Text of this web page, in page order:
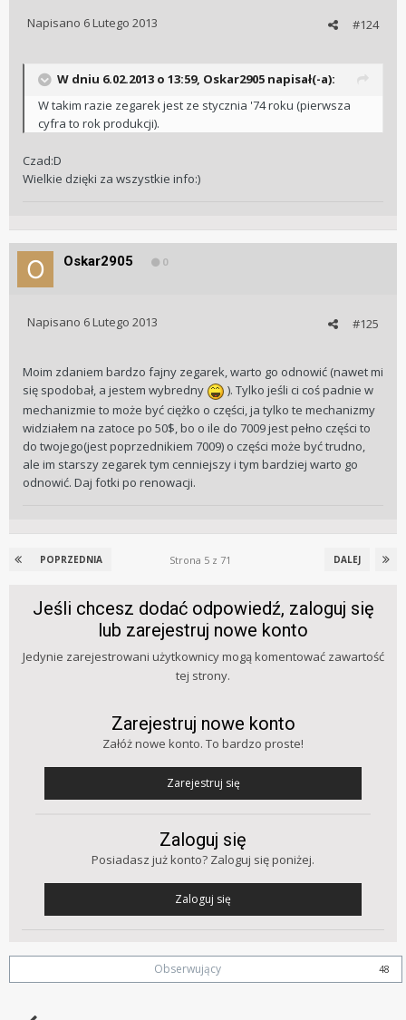
#124
Napisano 6 Lutego 2013
W dniu 6.02.2013 o 13:59, Oskar2905 napisał(-a):
W takim razie zegarek jest ze stycznia '74 roku (pierwsza
cyfra to rok produkcji).
Czad:D
Wielkie dzięki za wszystkie info:)
Oskar2905 0
#125
Napisano 6 Lutego 2013
Moim zdaniem bardzo fajny zegarek, warto go odnowić (nawet mi
się spodobał, a jestem wybredny
). Tylko jeśli ci coś padnie w
mechanizmie to może być ciężko o części, ja tylko te mechanizmy
widziałem na zatoce po 50$, bo o ile do 7009 jest pełno części to
do twojego(jest poprzednikiem 7009) o części może być trudno,
ale im starszy zegarek tym cenniejszy i tym bardziej warto go
odnowić. Daj fotki po renowacji.
POPRZEDNIA DALEJ
Strona 5 z 71
Jeśli chcesz dodać odpowiedź, zaloguj się
lub zarejestruj nowe konto
Jedynie zarejestrowani użytkownicy mogą komentować zawartość
tej strony.
Zarejestruj nowe konto
Załóż nowe konto. To bardzo proste!
Zarejestruj się
Zaloguj się
Posiadasz już konto? Zaloguj się poniżej.
Zaloguj się
Obserwujący 48